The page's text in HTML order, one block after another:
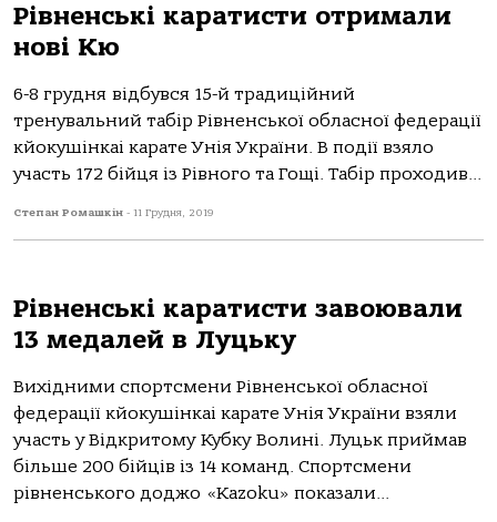
Рівненські каратисти отримали
нові Кю
6-8 грудня відбувся 15-й традиційний
тренувальний табір Рівненської обласної федерації
кйокушінкаі карате Унія України. В події взяло
участь 172 бійця із Рівного та Гощі. Табір проходив...
Степан Ромашкін - 11 Грудня, 2019
Рівненські каратисти завоювали
13 медалей в Луцьку
Вихідними спортсмени Рівненської обласної
федерації кйокушінкаі карате Унія України взяли
участь у Відкритому Кубку Волині. Луцьк приймав
більше 200 бійців із 14 команд. Спортсмени
рівненського доджо «Kazoku» показали...